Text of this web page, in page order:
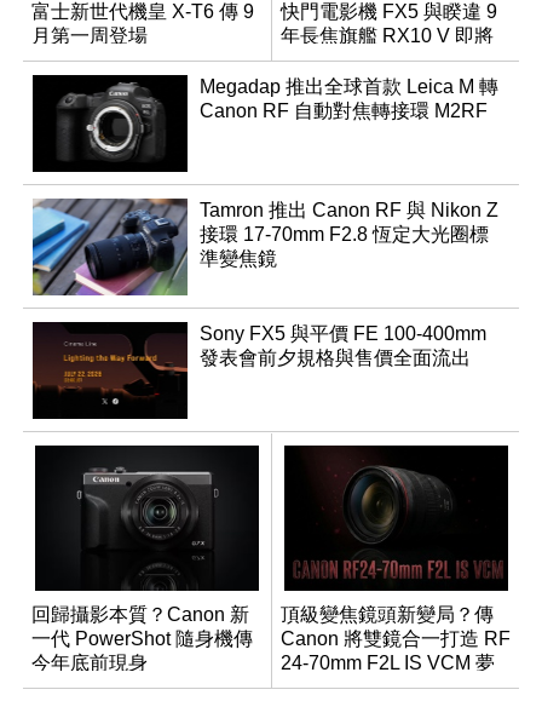
富士新世代機皇 X-T6 傳 9
月第一周登場
快門電影機 FX5 與睽違 9
年長焦旗艦 RX10 V 即將
登場
Megadap 推出全球首款 Leica M 轉
Canon RF 自動對焦轉接環 M2RF
Tamron 推出 Canon RF 與 Nikon Z
接環 17-70mm F2.8 恆定大光圈標
準變焦鏡
Sony FX5 與平價 FE 100-400mm
發表會前夕規格與售價全面流出
回歸攝影本質？Canon 新
一代 PowerShot 隨身機傳
今年底前現身
頂級變焦鏡頭新變局？傳
Canon 將雙鏡合一打造 RF
24-70mm F2L IS VCM 夢
幻規格